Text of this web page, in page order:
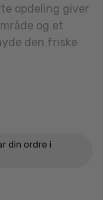
opdeling giver
og et
den friske
din ordre i